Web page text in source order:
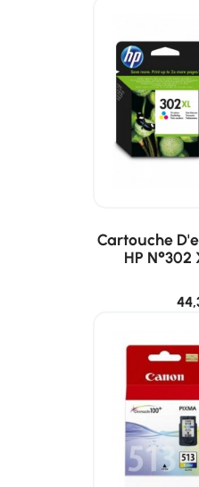
Cartouche
HP